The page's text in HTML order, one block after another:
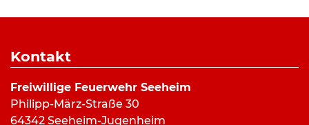
Einsatzbericht:
Am Morgen des 28.05.2021 wurde die Seeheimer
Feuerwehr um kurz nach 8 zur Verstärkung der
Feuerwehr Jugenheim alarmiert.
Kontakt
Freiwillige Feuerwehr Seeheim
Philipp-März-Straße 30
64342 Seeheim-Jugenheim